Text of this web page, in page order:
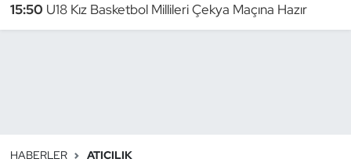
15:50 U18 Kız Basketbol Millileri Çekya Maçına Hazır
HABERLER ATICILIK
Badminton